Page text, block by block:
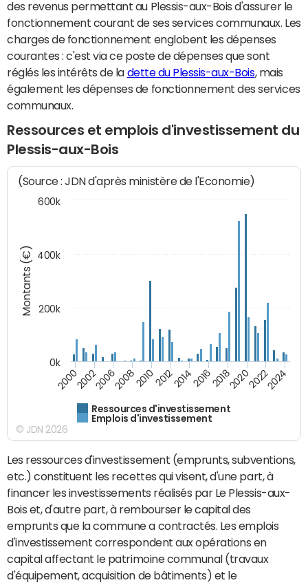
des revenus permettant au Plessis-aux-Bois d'assurer le
fonctionnement courant de ses services communaux. Les
charges de fonctionnement englobent les dépenses
courantes : c'est via ce poste de dépenses que sont
réglés les intérêts de la dette du Plessis-aux-Bois, mais
également les dépenses de fonctionnement des services
communaux.
Ressources et emplois d'investissement du
Plessis-aux-Bois
Montants (€)
(Source : JDN d'après ministère de l'Economie)
Ressources d'investissement
Emplois d'investissement
200020022006200820102012201420162018202020222024
0k
200k
400k
600k
© JDN 2026
Les ressources d'investissement (emprunts, subventions,
etc.) constituent les recettes qui visent, d'une part, à
financer les investissements réalisés par Le Plessis-aux-
Bois et, d'autre part, à rembourser le capital des
emprunts que la commune a contractés. Les emplois
d'investissement correspondent aux opérations en
capital affectant le patrimoine communal (travaux
d'équipement, acquisition de bâtiments) et le